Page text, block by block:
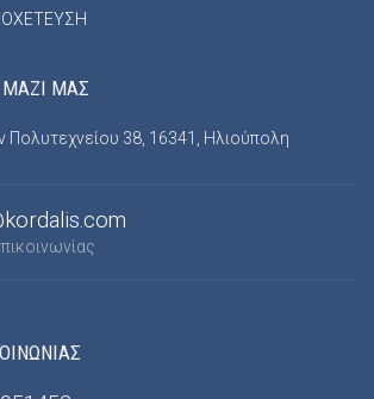
ΜΑΖΙ ΜΑΣ
38, 16341, Ηλιούπολη